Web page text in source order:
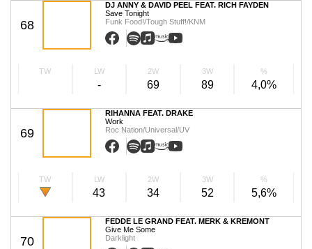
68
DJ ANNY & DAVID PEEL FEAT. RICH FAYDEN
Save Tonight
Funk Food!/Tough Stuff!/KNM
TW LW
-
2W
69
3W
89
%
4,0%
69
RIHANNA FEAT. DRAKE
Work
Roc Nation/Universal/UV
TW LW
43
2W
34
3W
52
%
5,6%
70
FEDDE LE GRAND FEAT. MERK & KREMONT
Give Me Some
Darklight